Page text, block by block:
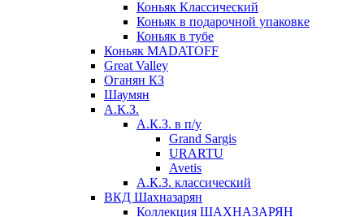
Коньяк Классический
Коньяк в подарочной упаковке
Коньяк в тубе
Коньяк MADATOFF
Great Valley
Оганян КЗ
Шаумян
А.К.З.
А.К.З. в п/у
Grand Sargis
URARTU
Avetis
А.К.З. классический
ВКД Шахназарян
Коллекция ШАХНАЗАРЯН